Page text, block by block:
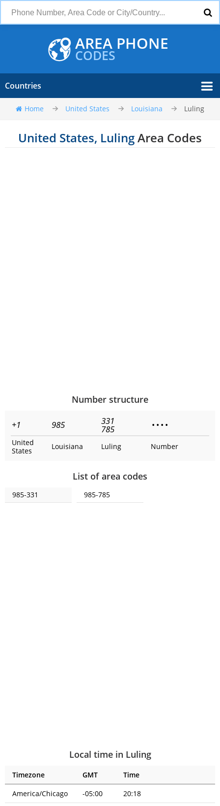
AREA PHONE
CODES
Countries
Home United States Louisiana Luling
United States, LulingArea Codes
Number structure
+1 985 331
785 • • • •
United
States
Louisiana Luling Number
List of area codes
985-331 985-785
Local time in Luling
Timezone GMT
Time
America/Chicago
-05:00 20:18